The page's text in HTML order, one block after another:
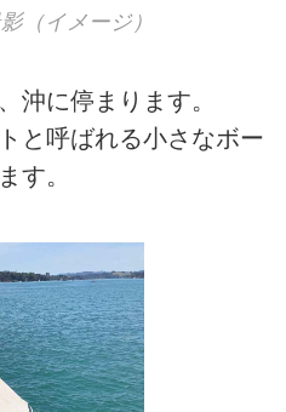
（イメージ）
沖に停まります。
と呼ばれる小さなボー
す。